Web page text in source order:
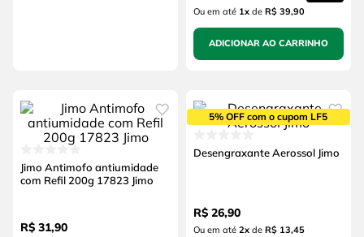
JIMO
Ou em até 1xde R$ 39,90
ADICIONAR AO CARRINHO
Jimo Antimofo antiumidade
com Refil 200g 17823 Jimo
R$ 31,90
5% OFF com o cupom LF5
Desengraxante Aerossol Jimo
R$ 26,90
Ou em até 2xde R$ 13,45